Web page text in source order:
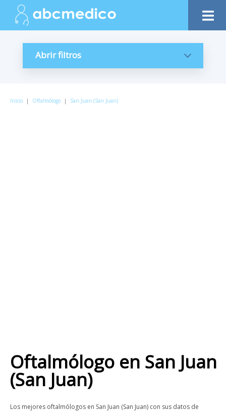
Abrir filtros
Inicio | Oftalmólogo | San Juan (San Juan)
Oftalmólogo en San Juan
(San Juan)
Los mejores oftalmólogos en San Juan (San Juan) con sus datos de